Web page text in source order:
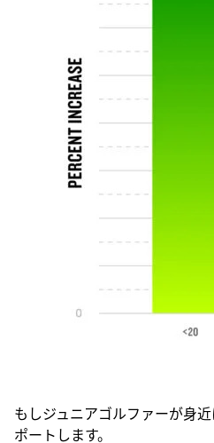
もしジュニアゴルファーが身
ポートします。